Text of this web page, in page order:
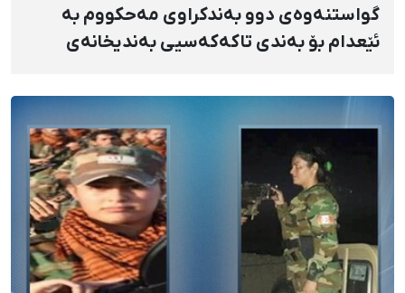
گواستنەوەی دوو بەندکراوی مەحکووم بە
ئێعدام بۆ بەندی تاکەکەسیی بەندیخانەی